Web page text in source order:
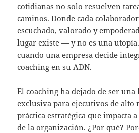
cotidianas no solo resuelven
caminos. Donde cada
escuchado, valorado y
lugar existe — y no es una
cuando una empresa decide
coaching en su ADN.
El coaching ha dejado de ser
exclusiva para ejecutivos de alto
práctica estratégica que impacta
de la organización. ¿Por qué?